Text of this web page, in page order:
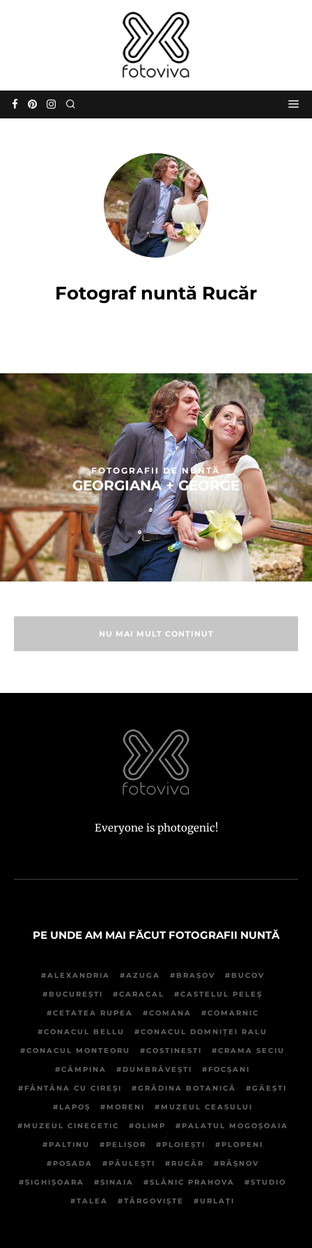
Fotograf nuntă Rucăr
FOTOGRAFII DE NUNTĂ
GEORGIANA + GEORGE
NU MAI MULT CONȚINUT
Everyone is photogenic!
PE UNDE AM MAI FĂCUT FOTOGRAFII NUNTĂ
ALEXANDRIA AZUGA BRAȘOV BUCOV
BUCUREȘTI CARACAL CASTELUL PELEȘ
CETATEA RUPEA COMANA COMARNIC
CONACUL BELLU CONACUL DOMNIȚEI RALU
CONACUL MONTEORU COSTINESTI CRAMA SECIU
CÂMPINA DUMBRĂVEȘTI FOCȘANI
FÂNTÂNA CU CIREȘI GRĂDINA BOTANICĂ GĂEȘTI
LAPOȘ MORENI MUZEUL CEASULUI
MUZEUL CINEGETIC OLIMP PALATUL MOGOȘOAIA
PALTINU PELIȘOR PLOIEȘTI PLOPENI
POSADA PĂULEȘTI RUCĂR RÂȘNOV
SIGHIȘOARA SINAIA SLĂNIC PRAHOVA STUDIO
TALEA TÂRGOVIȘTE URLAȚI